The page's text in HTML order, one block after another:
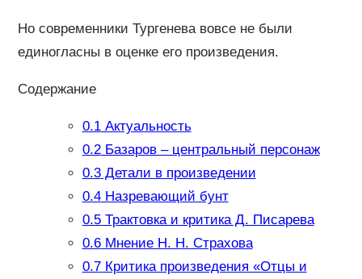
Но современники Тургенева вовсе не были
единогласны в оценке его произведения.
Содержание
0.1Актуальность
0.2Базаров – центральный персонаж
0.3Детали в произведении
0.4Назревающий бунт
0.5Трактовка и критика Д. Писарева
0.6Мнение Н. Н. Страхова
0.7Критика произведения «Отцы и